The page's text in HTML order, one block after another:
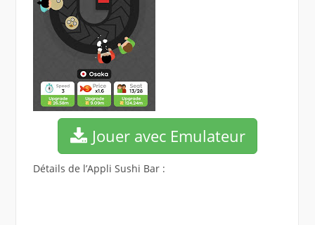
Jouer avec Emulateur
Détails de l’Appli Sushi Bar :